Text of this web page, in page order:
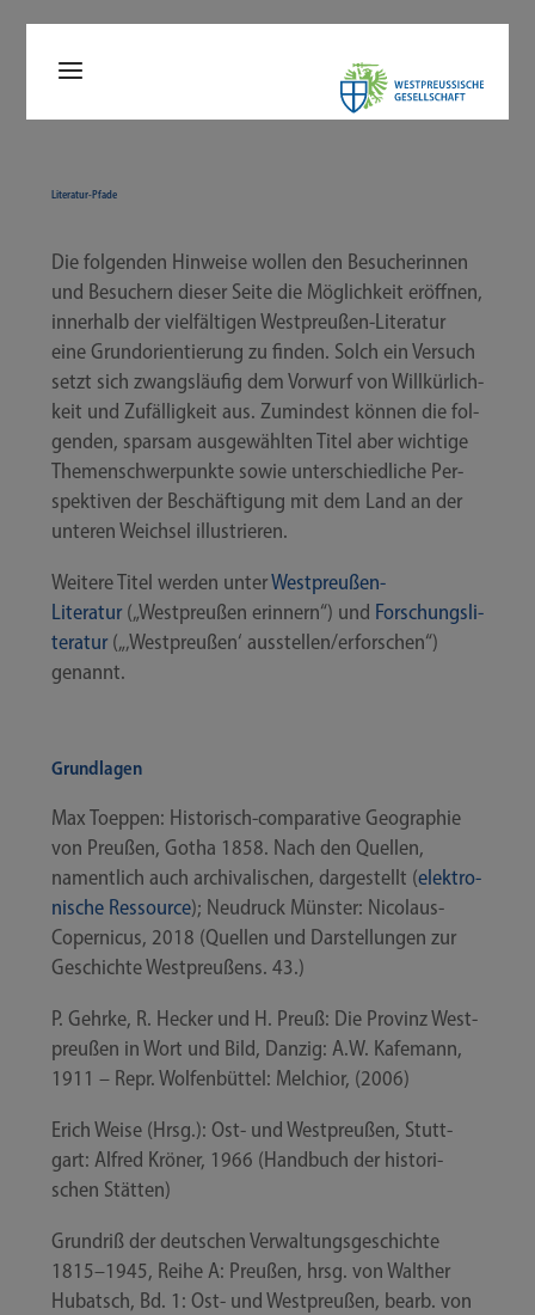
Literatur-​Pfade
Die fol­gen­den Hin­wei­se wol­len den Besu­che­rin­nen
und Besu­chern die­ser Sei­te die Mög­lich­keit eröff­nen,
inner­halb der viel­fäl­ti­gen Westpreußen-​Literatur
eine Grund­ori­en­tie­rung zu fin­den. Solch ein Ver­such
setzt sich zwangs­läu­fig dem Vor­wurf von Will­kür­lich­
keit und Zufäl­lig­keit aus. Zumin­dest kön­nen die fol­
gen­den, spar­sam aus­ge­wähl­ten Titel aber wich­ti­ge
The­men­schwer­punk­te sowie unter­schied­li­che Per­
spek­ti­ven der Beschäf­ti­gung mit dem Land an der
unte­ren Weich­sel illustrieren.
Wei­te­re Titel wer­den unterWestpreußen-​
Literatur(„West­preu­ßen erin­nern“) und For­schungs­li­
te­ra­tur(„‚West­preu­ßen‘ ausstellen/​erforschen“)
genannt.
Grundlagen
Max Toep­pen: Historisch-​comparative Geo­gra­phie
von Preu­ßen, Gotha 1858. Nach den Quel­len,
nament­lich auch archi­va­li­schen, dar­ge­stellt (elek­tro­
ni­sche Res­sour­ce); Neu­druck Müns­ter: Nicolaus-​
Copernicus, 2018 (Quel­len und Dar­stel­lun­gen zur
Geschich­te West­preu­ßens. 43.)
P. Gehr­ke, R. Hecker und H. Preuß: Die Pro­vinz West­
preu­ßen in Wort und Bild, Dan­zig: A.W. Kafe­mann,
1911 – Repr. Wol­fen­büt­tel: Mel­chi­or, (2006)
Erich Wei­se (Hrsg.): Ost- und West­preu­ßen, Stutt­
gart: Alfred Krö­ner, 1966 (Hand­buch der his­to­ri­
schen Stätten)
Grund­riß der deut­schen Ver­wal­tungs­ge­schich­te
1815–1945, Rei­he A: Preu­ßen, hrsg. von Walt­her
Hub­atsch, Bd. 1: Ost- und West­preu­ßen, bearb. von